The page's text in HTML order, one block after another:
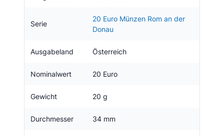
Serie
20 Euro Münzen Rom an der
Donau
Ausgabeland Österreich
Nominalwert 20 Euro
Gewicht 20 g
Durchmesser 34 mm